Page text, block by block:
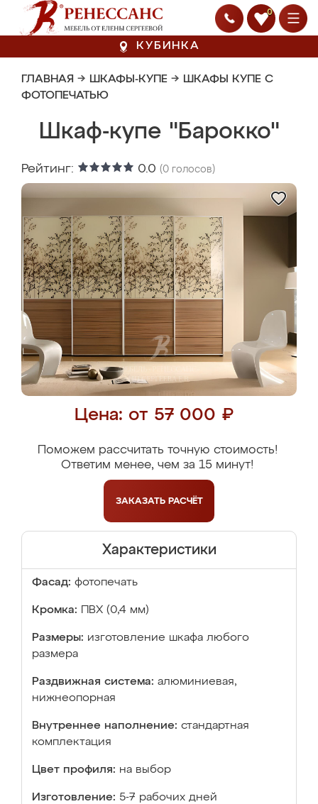
0
КУБИНКА
ГЛАВНАЯ → ШКАФЫ-КУПЕ → ШКАФЫ КУПЕ С
ФОТОПЕЧАТЬЮ
Шкаф-купе "Барокко"
Рейтинг: 0.0 (0 голосов)
Цена: от 57 000 ₽
Поможем рассчитать точную стоимость!
Ответим менее, чем за 15 минут!
ЗАКАЗАТЬ РАСЧЁТ
Характеристики
Фасад: фотопечать
Кромка: ПВХ (0,4 мм)
Размеры: изготовление шкафа любого
размера
Раздвижная система: алюминиевая,
нижнеопорная
Внутреннее наполнение: стандартная
комплектация
Цвет профиля: на выбор
Изготовление: 5-7 рабочих дней